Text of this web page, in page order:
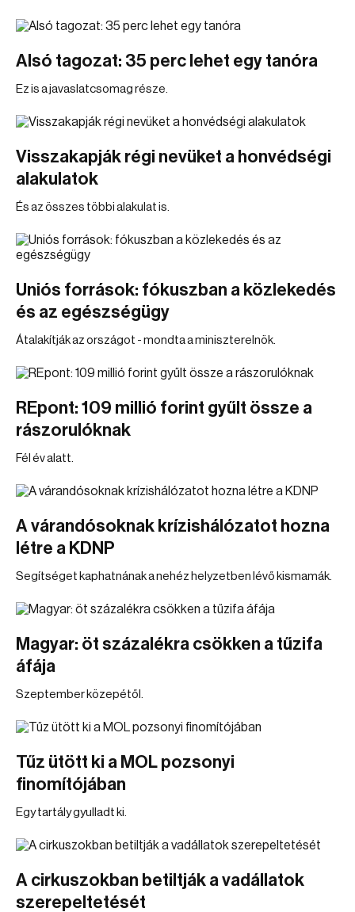
Alsó tagozat: 35 perc lehet egy tanóra
Ez is a javaslatcsomag része.
Visszakapják régi nevüket a honvédségi
alakulatok
És az összes többi alakulat is.
Uniós források: fókuszban a közlekedés
és az egészségügy
Átalakítják az országot - mondta a miniszterelnök.
REpont: 109 millió forint gyűlt össze a
rászorulóknak
Fél év alatt.
A várandósoknak krízishálózatot hozna
létre a KDNP
Segítséget kaphatnának a nehéz helyzetben lévő kismamák.
Magyar: öt százalékra csökken a tűzifa
áfája
Szeptember közepétől.
Tűz ütött ki a MOL pozsonyi
finomítójában
Egy tartály gyulladt ki.
A cirkuszokban betiltják a vadállatok
szerepeltetését